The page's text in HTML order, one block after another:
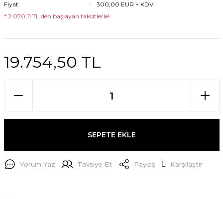
Fiyat
300,00 EUR + KDV
* 2.070,11 TL den başlayan taksitlerle!
19.754,50 TL
SEPETE EKLE
Yorum Yaz Tavsiye Et Paylaş Karşılaştır